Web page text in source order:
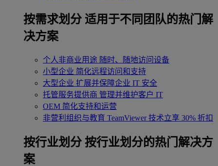
按需求划分 适用于不同团队的热门解
决方案
个人非商业用途 随时、随地访问设备
小型企业 简化远程访问和支持
大型企业 扩展并保障企业 IT 安全
托管服务提供商 管理并维护客户 IT
OEM 简化支持和运营
非营利组织与教育 TeamViewer 技术立享 30% 折扣
‌按行业划分 按行业划分的热门解决方
案